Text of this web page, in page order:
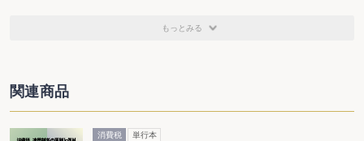
もっとみる
関連商品
消費税 単行本